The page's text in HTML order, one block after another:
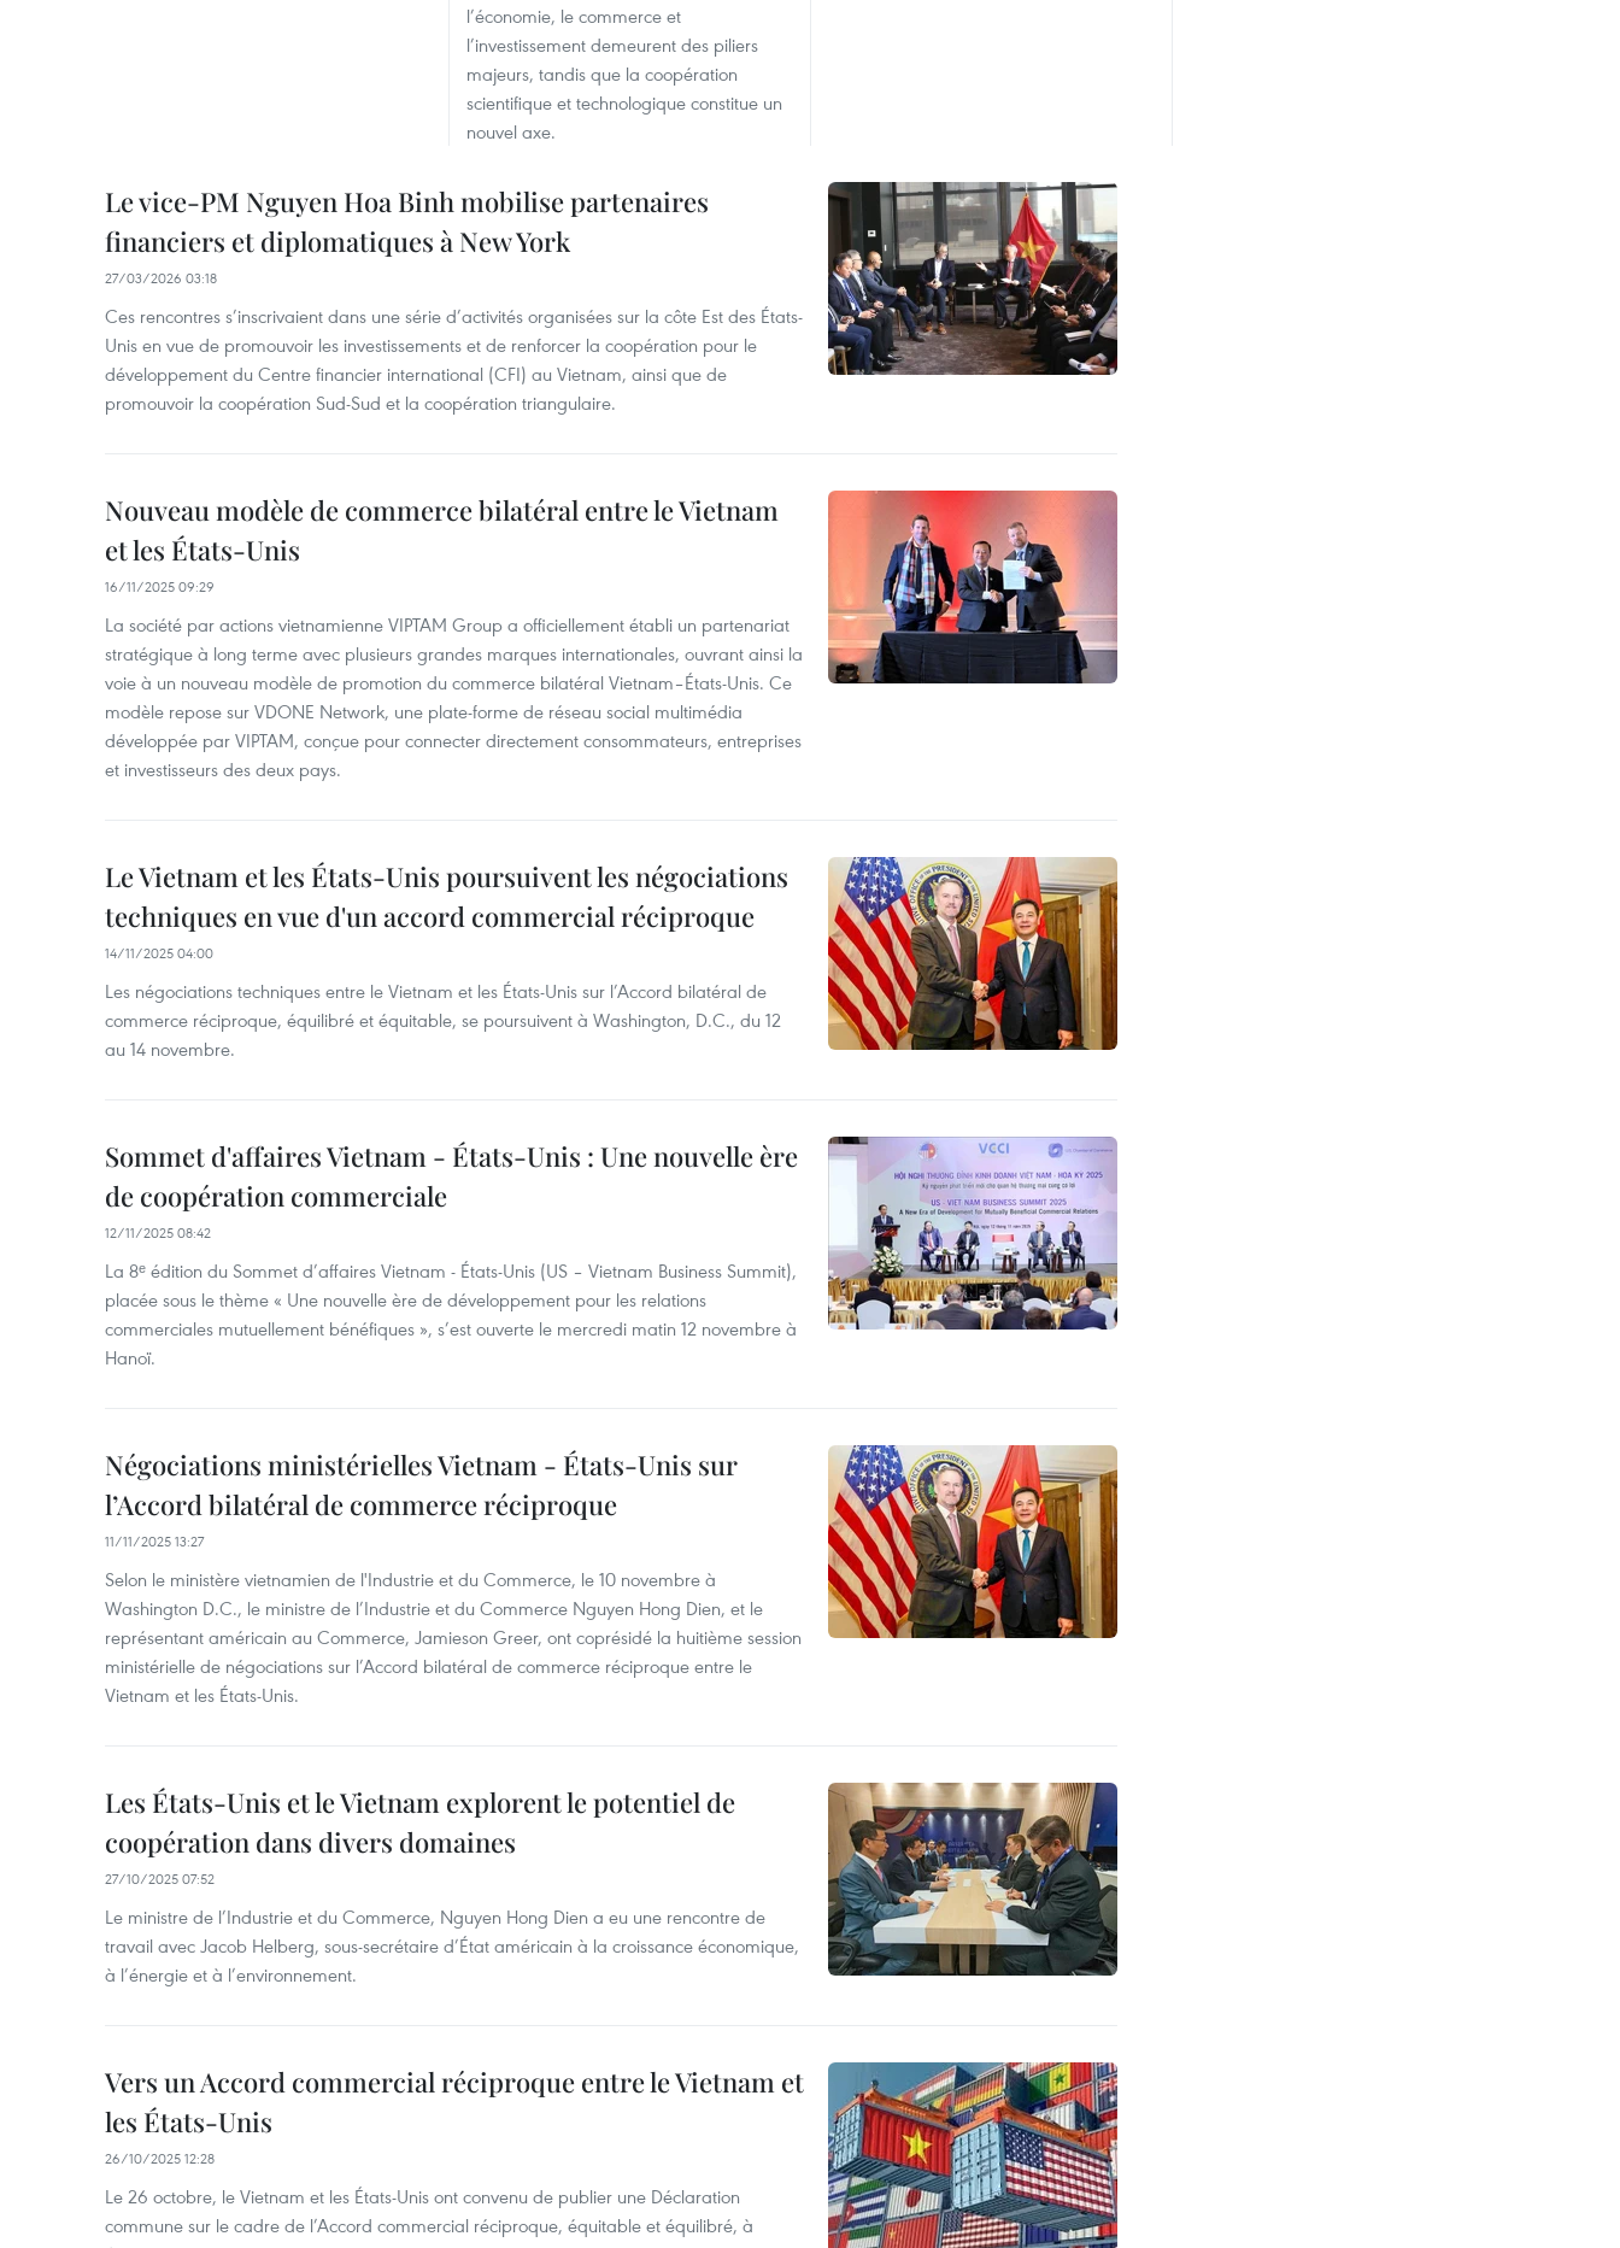
l’économie, le commerce et
l’investissement demeurent des piliers
majeurs, tandis que la coopération
scientifique et technologique constitue un
nouvel axe.
Le vice-PM Nguyen Hoa Binh mobilise partenaires
financiers et diplomatiques à New York
27/03/2026 03:18
Ces rencontres s’inscrivaient dans une série d’activités organisées sur la côte Est des États-
Unis en vue de promouvoir les investissements et de renforcer la coopération pour le
développement du Centre financier international (CFI) au Vietnam, ainsi que de
promouvoir la coopération Sud-Sud et la coopération triangulaire.
Nouveau modèle de commerce bilatéral entre le Vietnam
et les États-Unis
16/11/2025 09:29
La société par actions vietnamienne VIPTAM Group a officiellement établi un partenariat
stratégique à long terme avec plusieurs grandes marques internationales, ouvrant ainsi la
voie à un nouveau modèle de promotion du commerce bilatéral Vietnam–États-Unis. Ce
modèle repose sur VDONE Network, une plate-forme de réseau social multimédia
développée par VIPTAM, conçue pour connecter directement consommateurs, entreprises
et investisseurs des deux pays.
Le Vietnam et les États-Unis poursuivent les négociations
techniques en vue d'un accord commercial réciproque
14/11/2025 04:00
Les négociations techniques entre le Vietnam et les États-Unis sur l’Accord bilatéral de
commerce réciproque, équilibré et équitable, se poursuivent à Washington, D.C., du 12
au 14 novembre.
Sommet d'affaires Vietnam - États-Unis : Une nouvelle ère
de coopération commerciale
12/11/2025 08:42
La 8ᵉ édition du Sommet d’affaires Vietnam - États-Unis (US – Vietnam Business Summit),
placée sous le thème « Une nouvelle ère de développement pour les relations
commerciales mutuellement bénéfiques », s’est ouverte le mercredi matin 12 novembre à
Hanoï.
Négociations ministérielles Vietnam - États-Unis sur
l’Accord bilatéral de commerce réciproque
11/11/2025 13:27
Selon le ministère vietnamien de l'Industrie et du Commerce, le 10 novembre à
Washington D.C., le ministre de l’Industrie et du Commerce Nguyen Hong Dien, et le
représentant américain au Commerce, Jamieson Greer, ont coprésidé la huitième session
ministérielle de négociations sur l’Accord bilatéral de commerce réciproque entre le
Vietnam et les États-Unis.
Les États-Unis et le Vietnam explorent le potentiel de
coopération dans divers domaines
27/10/2025 07:52
Le ministre de l’Industrie et du Commerce, Nguyen Hong Dien a eu une rencontre de
travail avec Jacob Helberg, sous-secrétaire d’État américain à la croissance économique,
à l’énergie et à l’environnement.
Vers un Accord commercial réciproque entre le Vietnam et
les États-Unis
26/10/2025 12:28
Le 26 octobre, le Vietnam et les États-Unis ont convenu de publier une Déclaration
commune sur le cadre de l’Accord commercial réciproque, équitable et équilibré, à